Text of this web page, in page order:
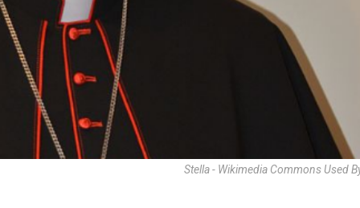
Stella - Wikimedia Commons Used